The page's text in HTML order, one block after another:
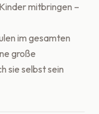
mitbringen –
im gesamten
große
sie selbst sein